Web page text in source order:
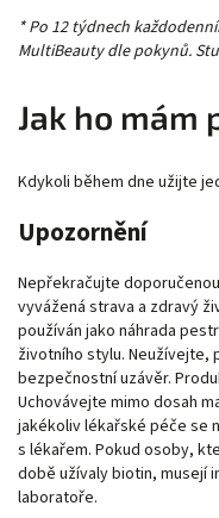
* Po 12 týdnech
MultiBeauty dle pokynů.
Jak ho mám
Kdykoli během dne užijte
Upozornění
Nepřekračujte
vyvážená strava a zdravý
používán jako náhrada
životního stylu. Neužívejte,
bezpečnostní uzávěr.
Uchovávejte mimo dosah
jakékoliv lékařské péče se
s lékařem. Pokud osoby,
době užívaly biotin, musejí
laboratoře.